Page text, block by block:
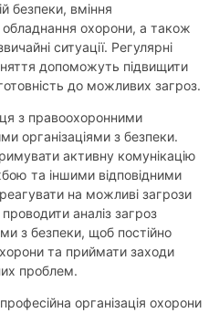
безпеки, вміння
охорони, а також
ситуації. Регулярні
допоможуть підвищити
до можливих загроз.
з правоохоронними
організаціями з безпеки.
активну комунікацію
та іншими відповідними
на можливі загрози
аналіз загроз
з безпеки, щоб постійно
та приймати заходи
проблем.
організація охорони